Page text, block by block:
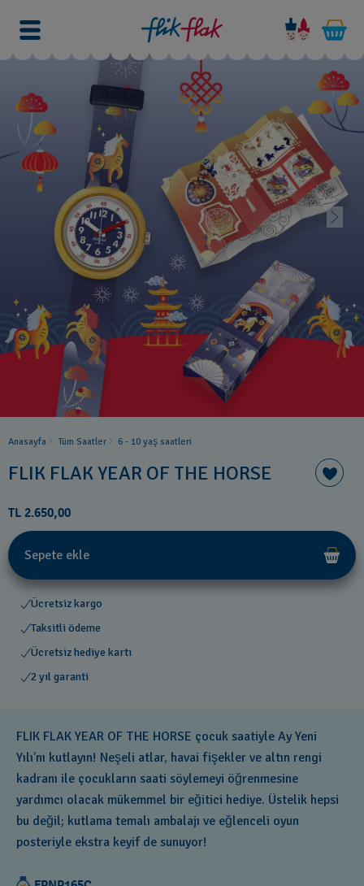
Anasayfa Tüm Saatler 6 - 10 yaş saatleri
FLIK FLAK YEAR OF THE HORSE
TL 2.650,00
Sepete ekle
Ücretsiz kargo
Taksitli ödeme
Ücretsiz hediye kartı
2 yıl garanti
FLIK FLAK YEAR OF THE HORSE çocuk saatiyle Ay Yeni
Yılı’nı kutlayın! Neşeli atlar, havai fişekler ve altın rengi
kadranı ile çocukların saati söylemeyi öğrenmesine
yardımcı olacak mükemmel bir eğitici hediye. Üstelik hepsi
bu değil; kutlama temalı ambalajı ve eğlenceli oyun
posteriyle ekstra keyif de sunuyor!